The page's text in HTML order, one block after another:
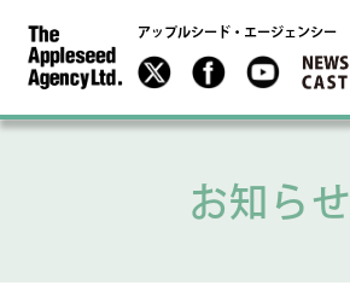
アップルシード・エージェンシー
お知らせ